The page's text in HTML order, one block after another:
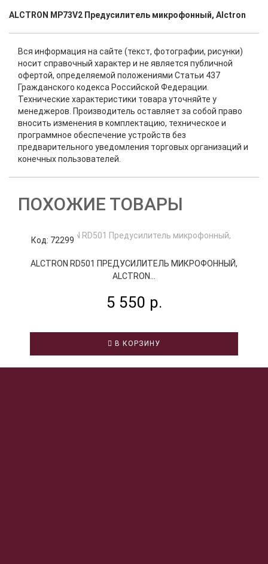
ALCTRON MP73V2 Предусилитель микрофонный, Alctron
Вся информация на сайте (текст, фотографии, рисунки)
носит справочный характер и не является публичной
офертой, определяемой положениями Статьи 437
Гражданского кодекса Российской Федерации.
Технические характеристики товара уточняйте у
менеджеров. Производитель оставляет за собой право
вносить изменения в комплектацию, техническое и
программное обеспечение устройств без
предварительного уведомления торговых организаций и
конечных пользователей.
ПОХОЖИЕ ТОВАРЫ
Код: 72299
ALCTRON RD501 ПРЕДУСИЛИТЕЛЬ МИКРОФОННЫЙ,
ALCTRON...
5 550 р.
В КОРЗИНУ